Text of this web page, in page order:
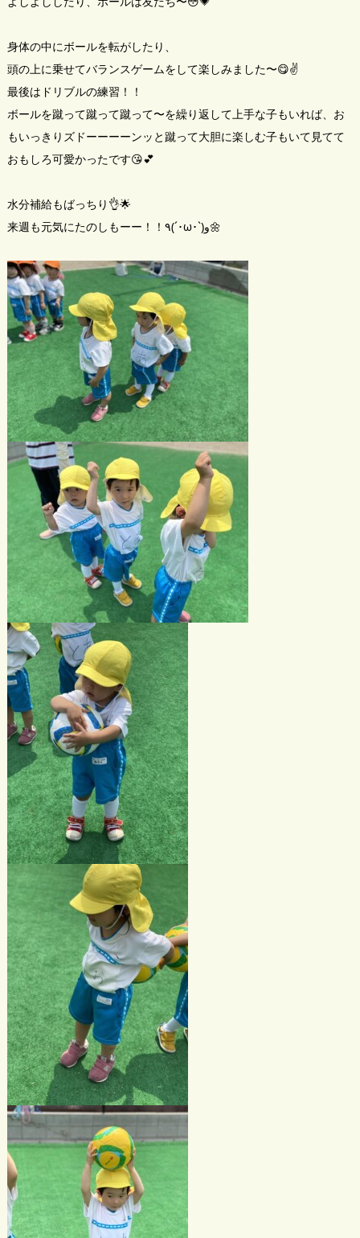
身体の中にボールを転がしたり、
頭の上に乗せてバランスゲームをして楽しみました〜😋✌️
最後はドリブルの練習！！
ボールを蹴って蹴って蹴って〜を繰り返して上手な子もいれば、お
もいっきりズドーーーーンッと蹴って大胆に楽しむ子もいて見てて
おもしろ可愛かったです😘💕
水分補給もばっちり👌🌟
来週も元気にたのしもーー！！٩(´･ω･`)و🌼